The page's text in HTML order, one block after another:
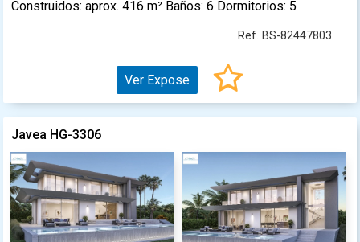
Construidos: aprox. 416 m² Baños: 6 Dormitorios: 5
Ref. BS-82447803
Ver Expose
Javea HG-3306